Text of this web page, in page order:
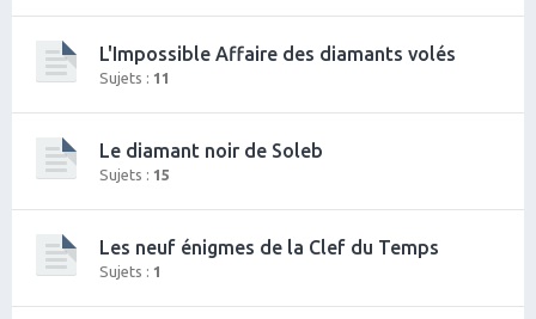
L'Impossible Affaire des diamants volés
Sujets : 11
Le diamant noir de Soleb
Sujets : 15
Les neuf énigmes de la Clef du Temps
Sujets : 1